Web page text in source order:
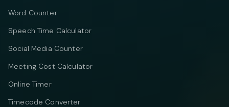
Word Counter
Speech Time Calculator
Social Media Counter
Meeting Cost Calculator
Online Timer
Timecode Converter